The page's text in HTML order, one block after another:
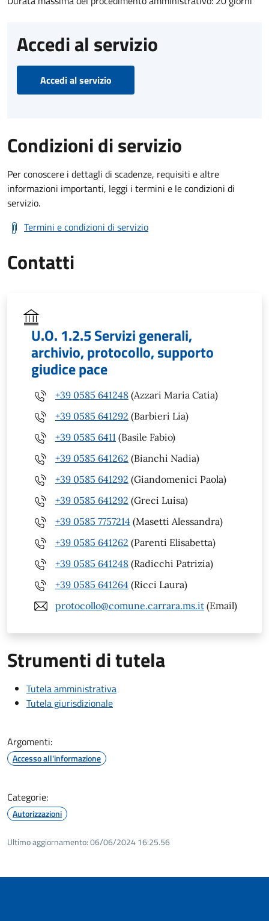
Accedi al servizio
Accedi al servizio
Condizioni di servizio
Per conoscere i dettagli di scadenze, requisiti e altre
informazioni importanti, leggi i termini e le condizioni di
servizio.
Termini e condizioni di servizio
Contatti
U.O. 1.2.5 Servizi generali,
archivio, protocollo, supporto
giudice pace
+39 0585 641248 (Azzari Maria Catia)
+39 0585 641292 (Barbieri Lia)
+39 0585 6411 (Basile Fabio)
+39 0585 641262 (Bianchi Nadia)
+39 0585 641292 (Giandomenici Paola)
+39 0585 641292 (Greci Luisa)
+39 0585 7757214 (Masetti Alessandra)
+39 0585 641262 (Parenti Elisabetta)
+39 0585 641248 (Radicchi Patrizia)
+39 0585 641264 (Ricci Laura)
protocollo@comune.carrara.ms.it (Email)
Strumenti di tutela
Tutela amministrativa
Tutela giurisdizionale
Argomenti:
Accesso all'informazione
Categorie:
Autorizzazioni
Ultimo aggiornamento:06/06/2024 16:25.56